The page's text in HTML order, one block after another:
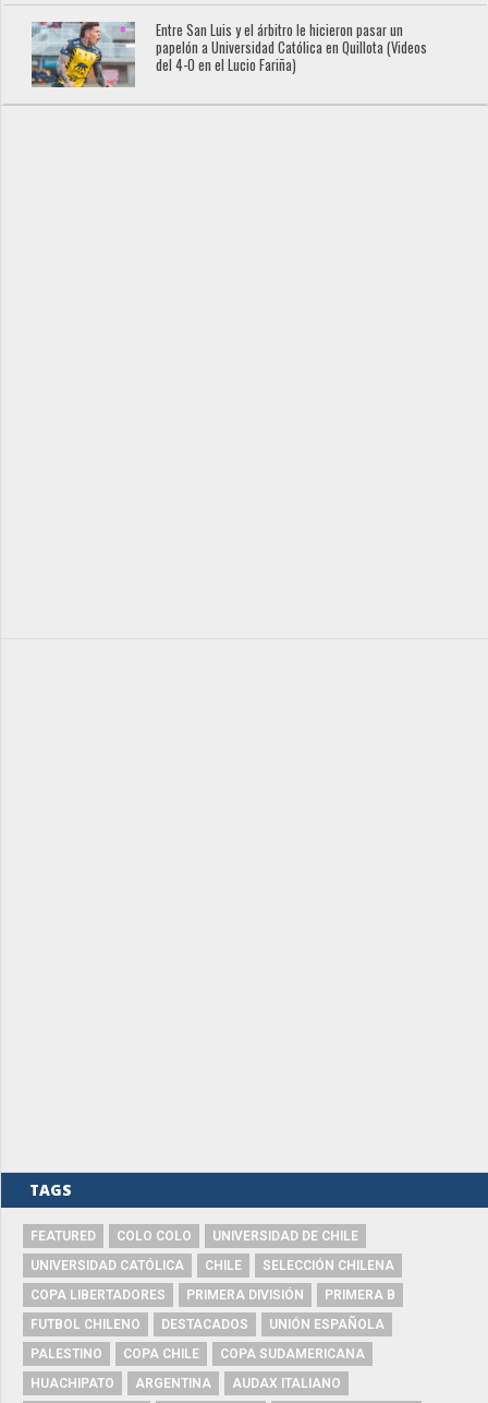
Entre San Luis y el árbitro le hicieron pasar un
papelón a Universidad Católica en Quillota (Videos
del 4-0 en el Lucio Fariña)
TAGS
FEATURED COLO COLO
UNIVERSIDAD DE CHILE
UNIVERSIDAD CATÓLICA
CHILE
SELECCIÓN CHILENA
COPA LIBERTADORES
PRIMERA DIVISIÓN
PRIMERA B
FUTBOL CHILENO
DESTACADOS
UNIÓN ESPAÑOLA
PALESTINO
COPA CHILE
COPA SUDAMERICANA
HUACHIPATO
ARGENTINA
AUDAX ITALIANO